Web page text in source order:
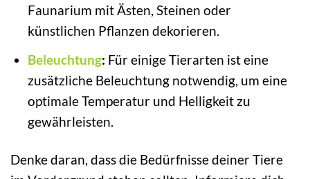
Faunarium mit Ästen, Steinen oder
künstlichen Pflanzen dekorieren.
Beleuchtung: Für einige Tierarten ist eine
zusätzliche Beleuchtung notwendig, um eine
optimale Temperatur und Helligkeit zu
gewährleisten.
Denke daran, dass die Bedürfnisse deiner Tiere